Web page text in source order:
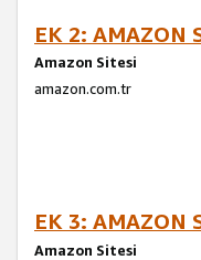
EK 2: AMAZON
Amazon Sitesi
amazon.com.tr
EK 3: AMAZON
Amazon Sitesi